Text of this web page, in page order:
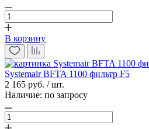
В корзину
Systemair BFTA 1100 фильтр F5
2 165 руб. / шт.
Наличие: по запросу